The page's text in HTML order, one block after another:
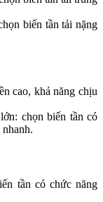
biến tần tải nặng
cao, khả năng chịu
chọn biến tần có
tần có chức năng